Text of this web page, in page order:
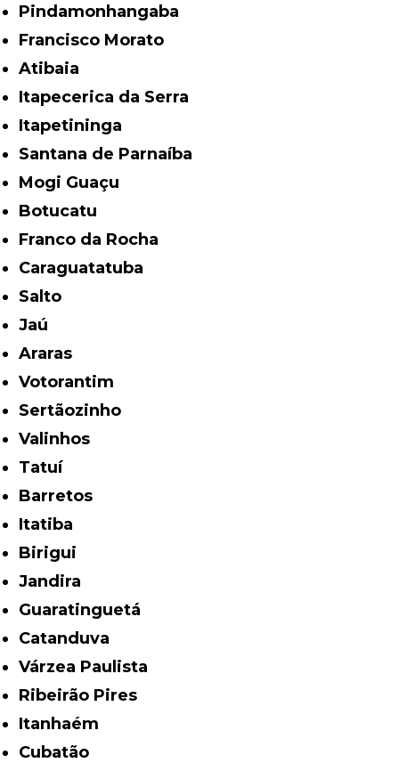
Pindamonhangaba
Francisco Morato
Atibaia
Itapecerica da Serra
Itapetininga
Santana de Parnaíba
Mogi Guaçu
Botucatu
Franco da Rocha
Caraguatatuba
Salto
Jaú
Araras
Votorantim
Sertãozinho
Valinhos
Tatuí
Barretos
Itatiba
Birigui
Jandira
Guaratinguetá
Catanduva
Várzea Paulista
Ribeirão Pires
Itanhaém
Cubatão